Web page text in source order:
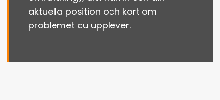
aktuella position och kort om
problemet du upplever.